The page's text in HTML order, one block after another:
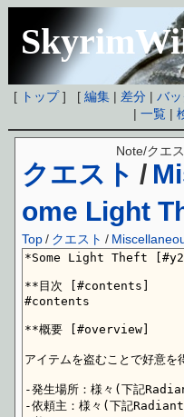
[ トップ] [編集 | 差分 |バ
|一覧 |
クエスト /
ome Light
Note/クエ
Top / クエスト /